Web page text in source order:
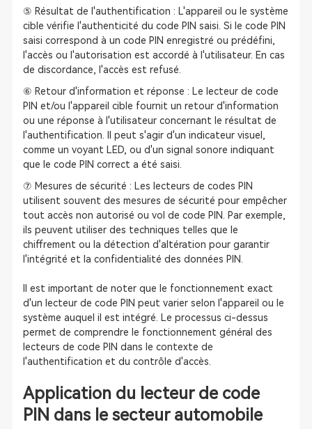
⑤ Résultat de l'authentification : L'appareil ou le système
cible vérifie l'authenticité du code PIN saisi. Si le code PIN
saisi correspond à un code PIN enregistré ou prédéfini,
l'accès ou l'autorisation est accordé à l'utilisateur. En cas
de discordance, l'accès est refusé.
⑥ Retour d'information et réponse : Le lecteur de code
PIN et/ou l'appareil cible fournit un retour d'information
ou une réponse à l'utilisateur concernant le résultat de
l'authentification. Il peut s'agir d'un indicateur visuel,
comme un voyant LED, ou d'un signal sonore indiquant
que le code PIN correct a été saisi.
⑦ Mesures de sécurité : Les lecteurs de codes PIN
utilisent souvent des mesures de sécurité pour empêcher
tout accès non autorisé ou vol de code PIN. Par exemple,
ils peuvent utiliser des techniques telles que le
chiffrement ou la détection d'altération pour garantir
l'intégrité et la confidentialité des données PIN.
Il est important de noter que le fonctionnement exact
d'un lecteur de code PIN peut varier selon l'appareil ou le
système auquel il est intégré. Le processus ci-dessus
permet de comprendre le fonctionnement général des
lecteurs de code PIN dans le contexte de
l'authentification et du contrôle d'accès.
Application du lecteur de code
PIN dans le secteur automobile